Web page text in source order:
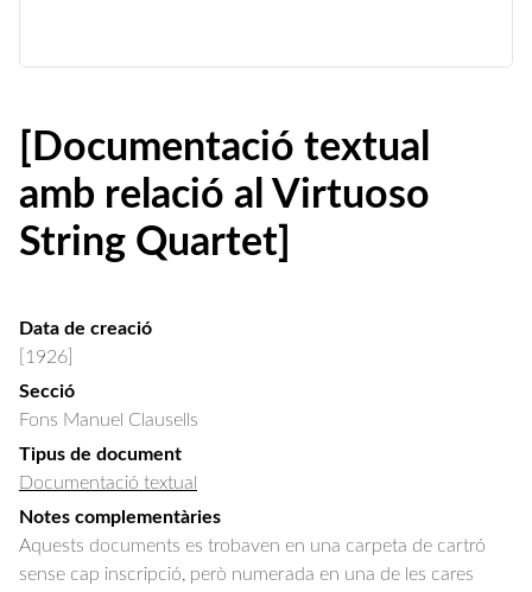
[Documentació textual
amb relació al Virtuoso
String Quartet]
Data de creació
[1926]
Secció
Fons Manuel Clausells
Tipus de document
Documentació textual
Notes complementàries
Aquests documents es trobaven en una carpeta de cartró
sense cap inscripció, però numerada en una de les cares